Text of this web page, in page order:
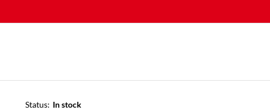
Status: In stock